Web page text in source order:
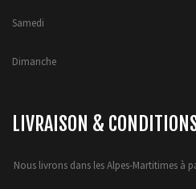
Samedi
Dimanche
LIVRAISON &
Nous livrons dans les Alpes-Martitimes à